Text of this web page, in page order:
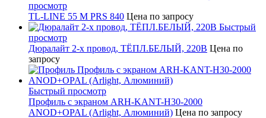
просмотр
TL-LINE 55 M PRS 840 Цена по запросу
Быстрый
просмотр
Дюралайт 2-х провод, ТЁПЛ.БЕЛЫЙ, 220В Цена по
запросу
Быстрый просмотр
Профиль с экраном ARH-KANT-H30-2000
ANOD+OPAL (Arlight, Алюминий) Цена по запросу